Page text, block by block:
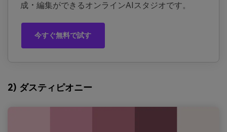
成・編集ができるオンラインAIスタジオです。
今すぐ無料で試す
2) ダスティピオニー